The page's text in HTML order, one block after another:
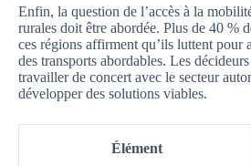
Enfin, la question de l’accès à la
rurales doit être abordée. Plus de 40 %
ces régions affirment qu’ils luttent pour
des transports abordables. Les
travailler de concert avec le secteur
développer des solutions viables.
Élément